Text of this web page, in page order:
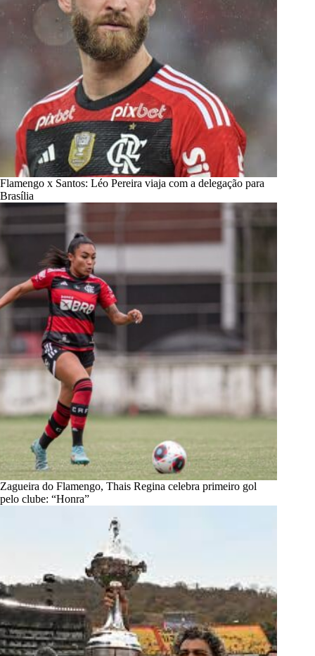
Flamengo x Santos: Léo Pereira viaja com a delegação para
Brasília
Zagueira do Flamengo, Thais Regina celebra primeiro gol
pelo clube: “Honra”